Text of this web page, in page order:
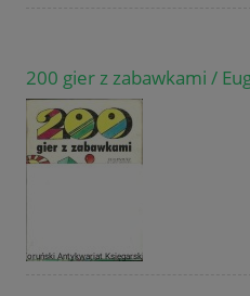
200 gier z zabawkami /